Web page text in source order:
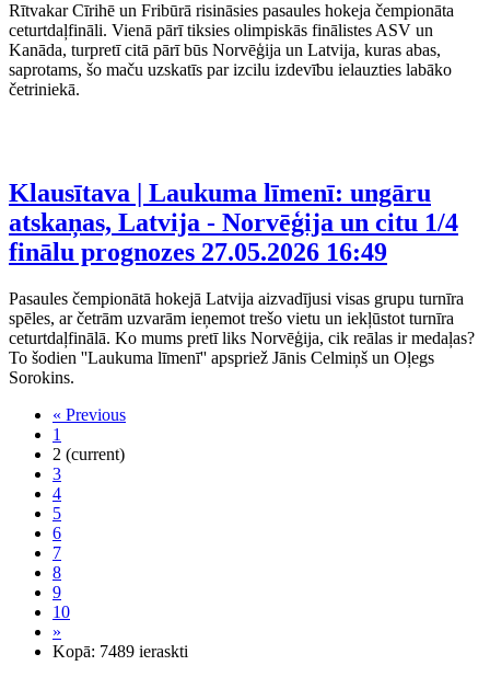
Rītvakar Cīrihē un Fribūrā risināsies pasaules hokeja čempionāta
ceturtdaļfināli. Vienā pārī tiksies olimpiskās finālistes ASV un
Kanāda, turpretī citā pārī būs Norvēģija un Latvija, kuras abas,
saprotams, šo maču uzskatīs par izcilu izdevību ielauzties labāko
četriniekā.
Klausītava | Laukuma līmenī: ungāru
atskaņas, Latvija - Norvēģija un citu 1/4
finālu prognozes 27.05.2026 16:49
Pasaules čempionātā hokejā Latvija aizvadījusi visas grupu turnīra
spēles, ar četrām uzvarām ieņemot trešo vietu un iekļūstot turnīra
ceturtdaļfinālā. Ko mums pretī liks Norvēģija, cik reālas ir medaļas?
To šodien ''Laukuma līmenī'' apspriež Jānis Celmiņš un Oļegs
Sorokins.
« Previous
1
2 (current)
3
4
5
6
7
8
9
10
»
Kopā: 7489 ieraskti